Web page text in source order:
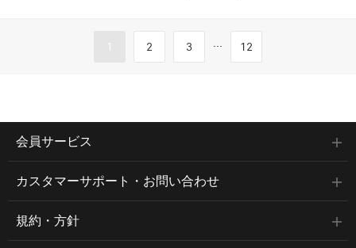
1 2 3 ... 12
会員サービス
カスタマーサポート・お問い合わせ
規約・方針